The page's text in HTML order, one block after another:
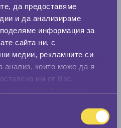
да предоставяме
и да анализираме
информация за
сайта ни, с
медии, рекламните си
анализ, които може да я
им от Вас
размер
0 мм.